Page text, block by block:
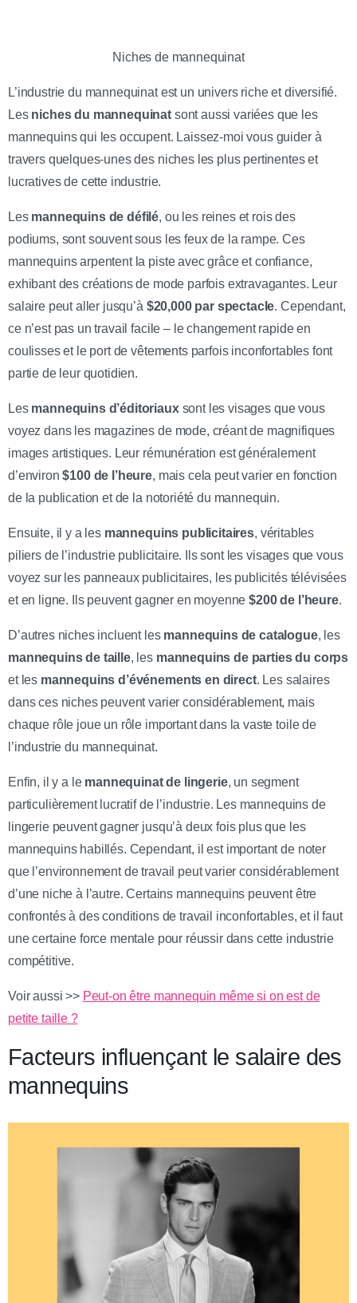
Niches de mannequinat
L’industrie du mannequinat est un univers riche et diversifié.
Les niches du mannequinat sont aussi variées que les
mannequins qui les occupent. Laissez-moi vous guider à
travers quelques-unes des niches les plus pertinentes et
lucratives de cette industrie.
Les mannequins de défilé, ou les reines et rois des
podiums, sont souvent sous les feux de la rampe. Ces
mannequins arpentent la piste avec grâce et confiance,
exhibant des créations de mode parfois extravagantes. Leur
salaire peut aller jusqu’à $20,000 par spectacle. Cependant,
ce n’est pas un travail facile – le changement rapide en
coulisses et le port de vêtements parfois inconfortables font
partie de leur quotidien.
Les mannequins d’éditoriauxsont les visages que vous
voyez dans les magazines de mode, créant de magnifiques
images artistiques. Leur rémunération est généralement
d’environ$100 de l’heure, mais cela peut varier en fonction
de la publication et de la notoriété du mannequin.
Ensuite, il y a les mannequins publicitaires, véritables
piliers de l’industrie publicitaire. Ils sont les visages que vous
voyez sur les panneaux publicitaires, les publicités télévisées
et en ligne. Ils peuvent gagner en moyenne$200 de l’heure.
D’autres niches incluent les mannequins de catalogue, les
mannequins de taille, les mannequins de parties du corps
et les mannequins d’événements en direct. Les salaires
dans ces niches peuvent varier considérablement, mais
chaque rôle joue un rôle important dans la vaste toile de
l’industrie du mannequinat.
Enfin, il y a le mannequinat de lingerie, un segment
particulièrement lucratif de l’industrie. Les mannequins de
lingerie peuvent gagner jusqu’à deux fois plus que les
mannequins habillés. Cependant, il est important de noter
que l’environnement de travail peut varier considérablement
d’une niche à l’autre. Certains mannequins peuvent être
confrontés à des conditions de travail inconfortables, et il faut
une certaine force mentale pour réussir dans cette industrie
compétitive.
Voir aussi >> Peut-on être mannequin même si on est de
petite taille ?
Facteurs influençant le salaire des
mannequins